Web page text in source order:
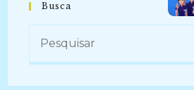
Busca